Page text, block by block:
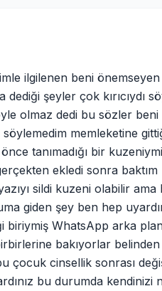
ilgilenen beni
şeyler çok kırıcıydı
olmaz dedi bu sözler
memleketine
tanımadığı bir
ekledi sonra baktım
sildi kuzeni olabilir ama
giden şey ben hep
biriymiş WhatsApp arka
bakıyorlar
çocuk cinsellik sonrası
bu durumda kendinizi